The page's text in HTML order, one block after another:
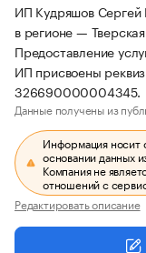
ИП Кудряшов Сергей
в регионе —
Предоставление
ИП присвоены
326690000004345.
Данные получены из
Информация носит
основании данных
Компания не
отношений с
Редактировать описание